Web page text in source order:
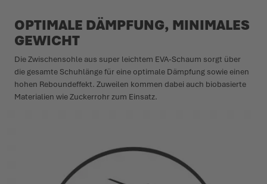
OPTIMALE DÄMPFUNG, MINIMALES
GEWICHT
Die Zwischensohle aus super leichtem EVA-Schaum sorgt über
die gesamte Schuhlänge für eine optimale Dämpfung sowie einen
hohen Reboundeffekt. Zuweilen kommen dabei auch biobasierte
Materialien wie Zuckerrohr zum Einsatz.